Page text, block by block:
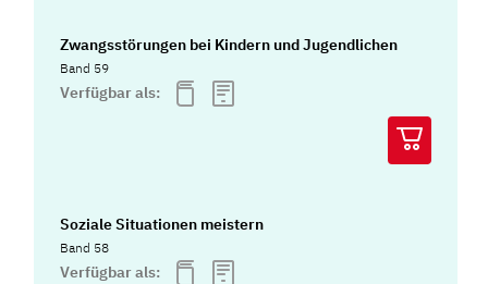
Zwangsstörungen bei Kindern und Jugendlichen
Band 59
Verfügbar als:
Soziale Situationen meistern
Band 58
Verfügbar als: